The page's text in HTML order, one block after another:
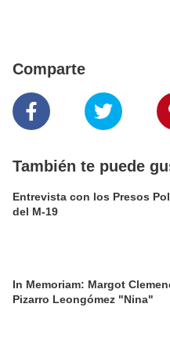
Comparte
También te puede
Entrevista con los Presos
del M-19
In Memoriam: Margot
Pizarro Leongómez "Nina"